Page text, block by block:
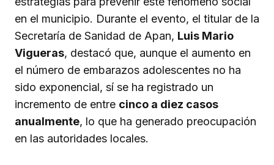
en el municipio. Durante el evento, el titular de la
Secretaría de Sanidad de Apan, Luis Mario
Vigueras, destacó que, aunque el aumento en
el número de embarazos adolescentes no ha
sido exponencial, sí se ha registrado un
incremento de entre cinco a diez casos
anualmente, lo que ha generado preocupación
en las autoridades locales.